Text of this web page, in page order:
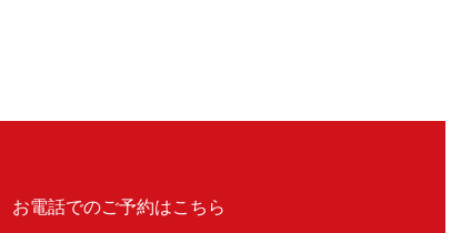
お電話でのご予約はこちら